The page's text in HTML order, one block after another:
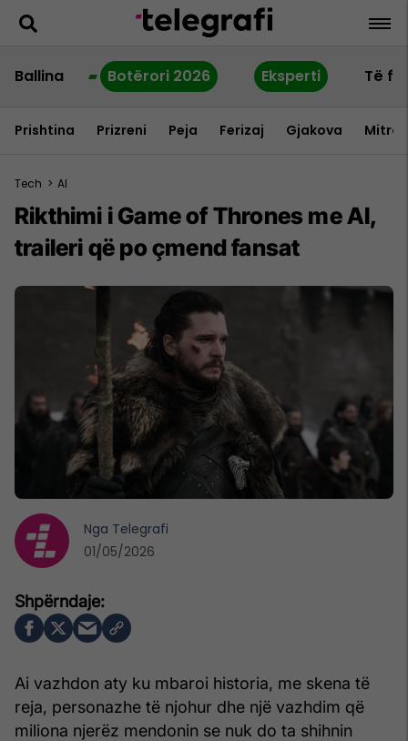
Ballina Botërori 2026 Eksperti Të
Prishtina Prizreni Peja Ferizaj Gjakova
Tech > AI
Rikthimi i Game of Thrones me AI,
traileri që po çmend fansat
Ai vazhdon aty ku mbaroi historia, me skena të
reja, personazhe të njohur dhe një vazhdim që
miliona njerëz mendonin se nuk do ta shihnin
Nga Telegrafi
01/05/2026